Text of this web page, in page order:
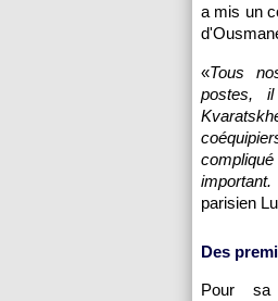
a mis un
«Tous
postes,
parisien
Des
Pour sa